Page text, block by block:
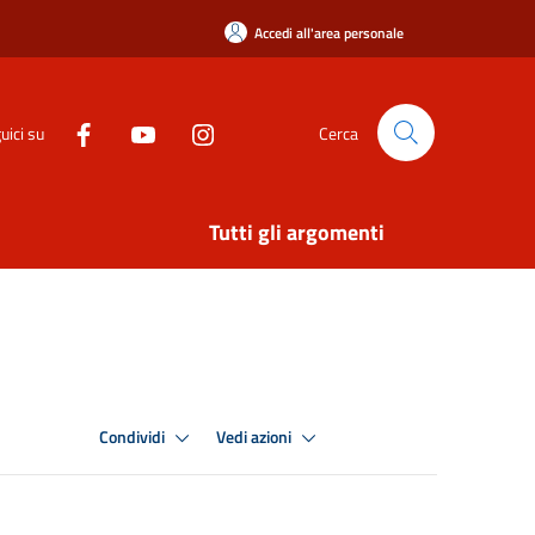
Accedi all'area personale
su Cerca
Tutti gli argomenti
Condividi Vedi azioni